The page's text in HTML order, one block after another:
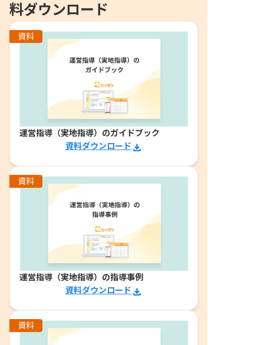
料ダウンロード
資料
運営指導（実地指導）のガイドブック
資料ダウンロード
資料
運営指導（実地指導）の指導事例
資料ダウンロード
資料